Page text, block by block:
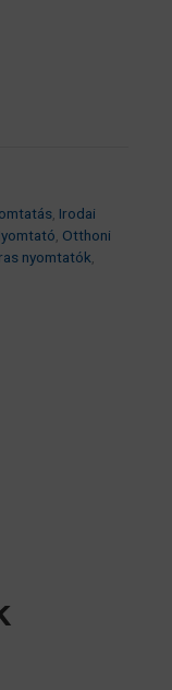
Irodai
Otthoni
nyomtatók